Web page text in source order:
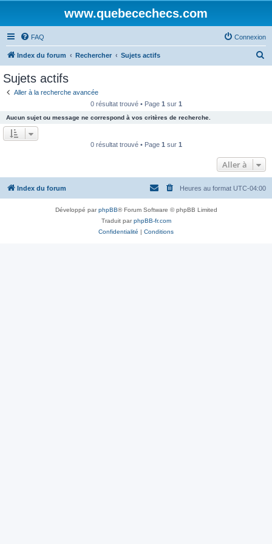
www.quebecechecs.com
FAQ Connexion
Index du forum Rechercher Sujets actifs
e
r
Sujets actifs
Aller à la recherche avancée
0 résultat trouvé • Page 1 sur 1
Aucun sujet ou message ne correspond à vos critères de recherche.
0 résultat trouvé • Page 1 sur 1
Aller à
Index du forum Heures au format UTC-04:00
Développé parphpBB® Forum Software © phpBB Limited
Traduit parphpBB-fr.com
Confidentialité | Conditions